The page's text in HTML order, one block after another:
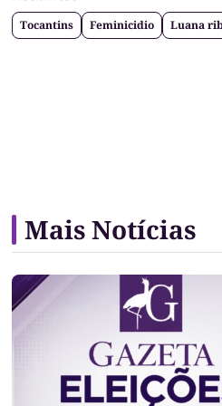
Tocantins Feminicidio Luana
Mais Notícias